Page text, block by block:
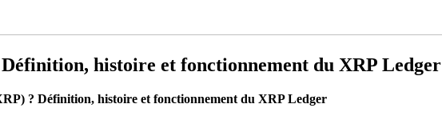
histoire et fonctionnement du XRP Ledger
? Définition, histoire et fonctionnement du XRP Ledger